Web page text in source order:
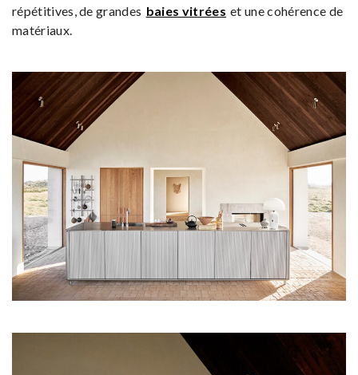
répétitives, de grandes baies vitrées et une cohérence de
matériaux.